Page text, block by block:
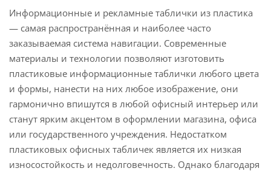
Информационные и рекламные таблички из пластика
— самая распространённая и наиболее часто
заказываемая система навигации. Современные
материалы и технологии позволяют изготовить
пластиковые информационные таблички любого цвета
и формы, нанести на них любое изображение, они
гармонично впишутся в любой офисный интерьер или
станут ярким акцентом в оформлении магазина, офиса
или государственного учреждения. Недостатком
пластиковых офисных табличек является их низкая
износостойкость и недолговечность. Однако благодаря